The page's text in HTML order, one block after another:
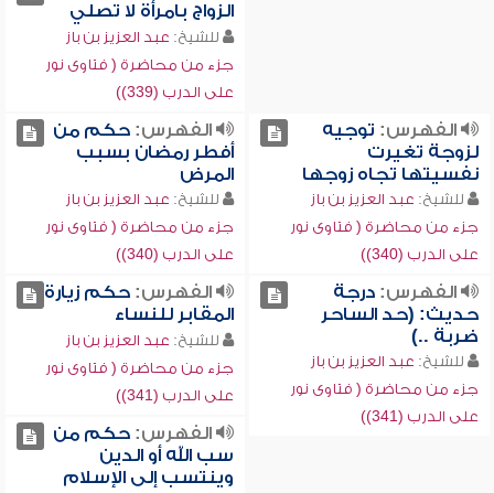
الزواج بامرأة لا تصلي
للشيخ: عبد العزيز بن باز
جزء من محاضرة ( فتاوى نور
على الدرب (339))
الفهرس: توجيه
لزوجة تغيرت
نفسيتها تجاه زوجها
للشيخ: عبد العزيز بن باز
جزء من محاضرة ( فتاوى نور
على الدرب (340))
الفهرس:حكم من
أفطر رمضان بسبب
المرض
للشيخ: عبد العزيز بن باز
جزء من محاضرة ( فتاوى نور
على الدرب (340))
الفهرس:درجة
حديث: (حد الساحر
ضربة ..)
للشيخ: عبد العزيز بن باز
جزء من محاضرة ( فتاوى نور
على الدرب (341))
الفهرس:حكم زيارة
المقابر للنساء
للشيخ: عبد العزيز بن باز
جزء من محاضرة ( فتاوى نور
على الدرب (341))
الفهرس:حكم من
سب الله أو الدين
وينتسب إلى الإسلام